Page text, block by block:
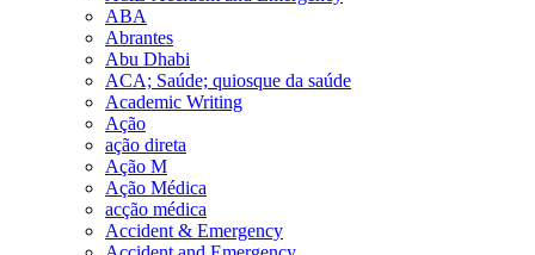
ABA
Abrantes
Abu Dhabi
ACA; Saúde; quiosque da saúde
Academic Writing
Ação
ação direta
Ação M
Ação Médica
acção médica
Accident & Emergency